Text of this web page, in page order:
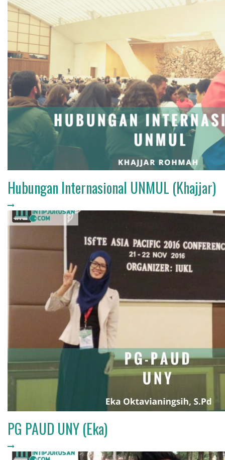
Hubungan Internasional UNMUL (Khajjar)
PG PAUD UNY (Eka)